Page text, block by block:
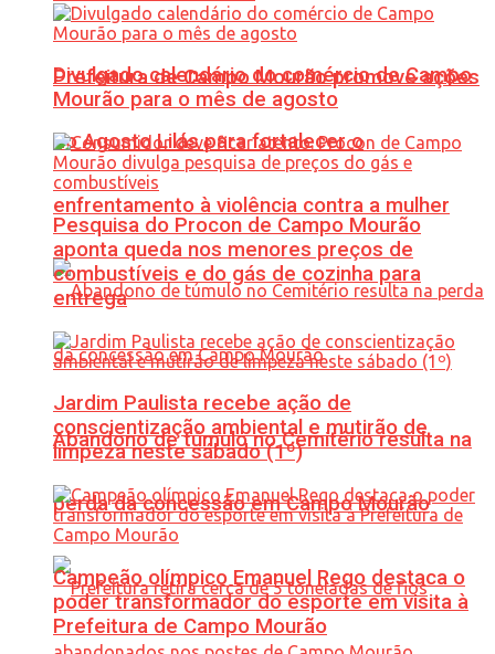
Prefeitura de Campo Mourão promove ações
do Agosto Lilás para fortalecer o
enfrentamento à violência contra a mulher
Abandono de túmulo no Cemitério resulta na
perda da concessão em Campo Mourão
Divulgado calendário do comércio de Campo
Mourão para o mês de agosto
Pesquisa do Procon de Campo Mourão
aponta queda nos menores preços de
combustíveis e do gás de cozinha para
entrega
Jardim Paulista recebe ação de
conscientização ambiental e mutirão de
limpeza neste sábado (1º)
Campeão olímpico Emanuel Rego destaca o
poder transformador do esporte em visita à
Prefeitura de Campo Mourão